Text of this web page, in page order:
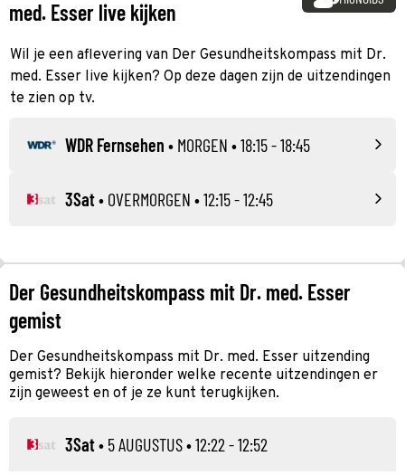
med. Esser live kijken
Wil je een aflevering van Der Gesundheitskompass mit Dr.
med. Esser live kijken? Op deze dagen zijn de uitzendingen
te zien op tv.
WDR Fernsehen • MORGEN • 18:15 - 18:45
3Sat• OVERMORGEN • 12:15 - 12:45
Der Gesundheitskompass mit Dr. med. Esser
gemist
Der Gesundheitskompass mit Dr. med. Esser uitzending
gemist? Bekijk hieronder welke recente uitzendingen er
zijn geweest en of je ze kunt terugkijken.
3Sat• 5 AUGUSTUS• 12:22 - 12:52